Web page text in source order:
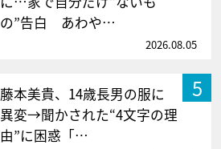
の”告白 あわや…
2026.08.05
5
藤本美貴、14歳長男の服に
異変→聞かされた“4文字の理
由”に困惑「…